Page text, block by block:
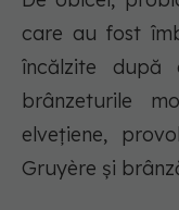
care au fost
încălzite după
brânzeturile
elvețiene,
Gruyère și